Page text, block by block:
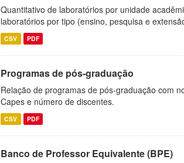
Quantitativo de laboratórios por unidade
laboratórios por tipo (ensino, pesquisa e
CSV PDF
Programas de pós-graduação
Relação de programas de pós-graduação com
Capes e número de discentes.
CSV PDF
Banco de Professor Equivalente (BPE)